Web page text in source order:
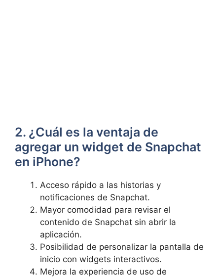
2. ¿Cuál es la ⁤ventaja de⁣
agregar un widget de Snapchat
en ​iPhone?
Acceso rápido​ a ‌las historias ⁣y
‍notificaciones⁣ de Snapchat.
Mayor‍ comodidad‌ para ⁤revisar el
contenido de Snapchat sin abrir la
aplicación.
Posibilidad de ⁢personalizar la pantalla de
inicio con widgets interactivos.
Mejora la experiencia de uso de